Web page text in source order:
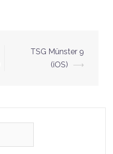
TSG Münster 9
(iOS)
⟶